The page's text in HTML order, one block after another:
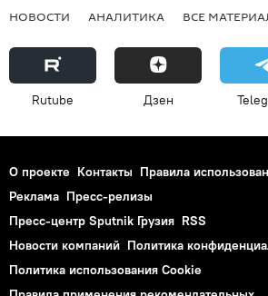
НОВОСТИ АНАЛИТИКА ВСЕ
Rutube Дзен
О проекте Контакты Правила
Реклама Пресс-релизы
Пресс-центр Sputnik Грузия RSS
Новости компаний Политика
Политика использования Cookie